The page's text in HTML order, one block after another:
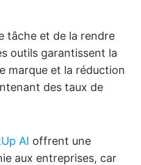
tâche et de la rendre
outils garantissent la
marque et la réduction
des taux de
AI offrent une
aux entreprises, car